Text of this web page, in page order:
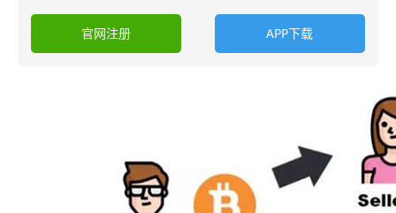
官网注册 APP下载